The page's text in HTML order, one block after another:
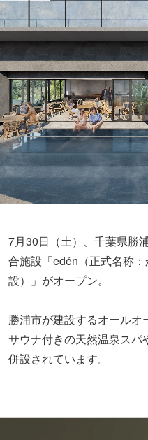
7月30日（土）、千葉県勝
合施設「edén（正式名称
設）」がオープン。
勝浦市が建設するオールオ
サウナ付きの天然温泉ス
併設されています。